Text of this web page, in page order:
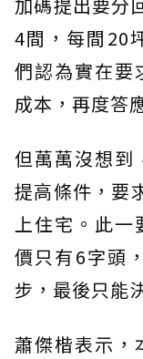
4間，每間20
們認為實在要
成本，再度答
但萬萬沒想到
提高條件，要
上住宅。此一
價只有6字頭
步，最後只能
蕭傑楷表示，